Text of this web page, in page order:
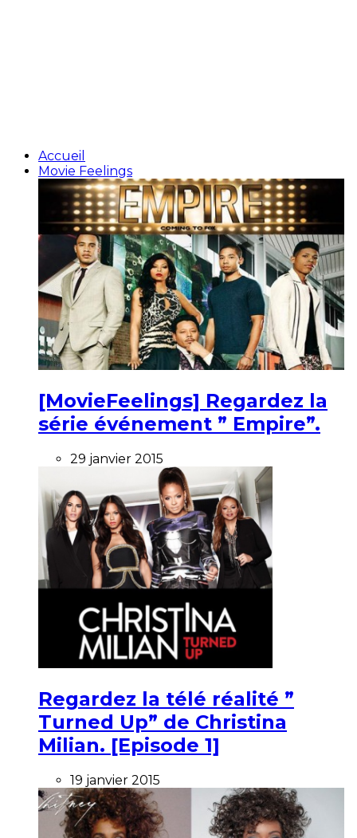
Accueil
Movie Feelings
[MovieFeelings] Regardez la
série événement ” Empire”.
29 janvier 2015
Regardez la télé réalité ”
Turned Up” de Christina
Milian. [Episode 1]
19 janvier 2015